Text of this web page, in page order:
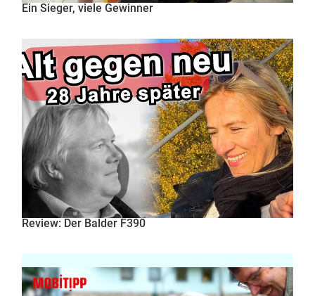
Ein Sieger, viele Gewinner
Review: Der Balder F390